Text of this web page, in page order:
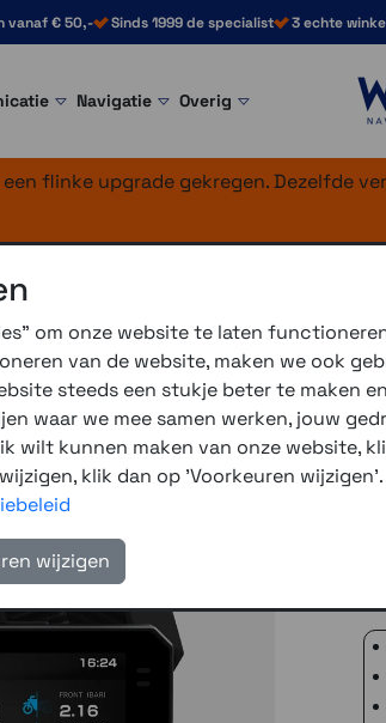
vanaf € 50,- Sinds 1999 de specialist 3 echte
Navigatie Overig
flinke upgrade gekregen. Dezelfde
4G BMW
De
om onze website te laten
van de website, maken we ook
steeds een stukje beter te maken
waar we mee samen werken, jouw
wilt kunnen maken van onze website,
klik dan op 'Voorkeuren wijzigen'.
wijzigen